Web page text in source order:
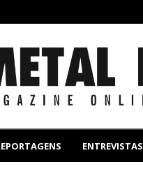
ENTREVISTAS